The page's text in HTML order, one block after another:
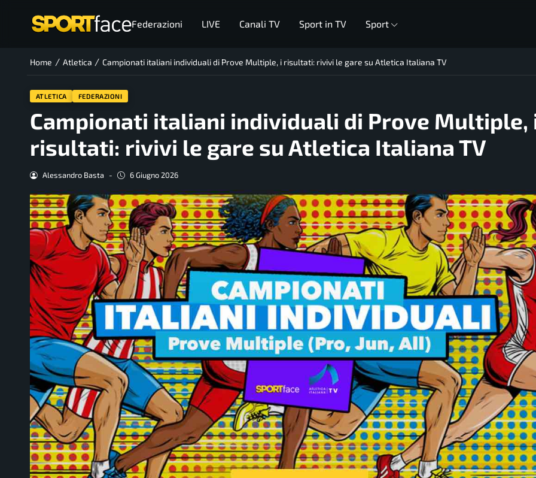
Federazioni LIVE Canali TV Sport in TV Sport
Home / Atletica / Campionati italiani individuali di Prove Multiple, i risultati: rivivi le gare su Atletica Italiana TV
ATLETICA FEDERAZIONI
Campionati italiani individuali di Prove Multiple,
risultati: rivivi le gare su Atletica Italiana TV
Alessandro Basta - 6 Giugno 2026